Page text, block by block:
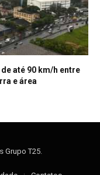
até 90 km/h entre
e área
Grupo T25